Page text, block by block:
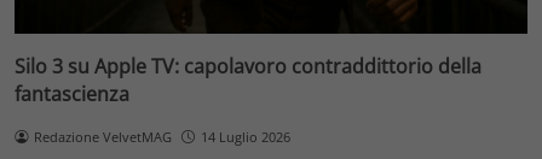
Silo 3 su Apple TV: capolavoro contraddittorio della
fantascienza
Redazione VelvetMAG 14 Luglio 2026